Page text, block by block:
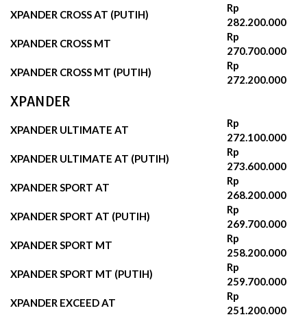
XPANDER CROSS AT (PUTIH)
Rp
282.200.000‬
XPANDER CROSS MT
Rp
270.700.000‬
XPANDER CROSS MT (PUTIH)
Rp
272.200.000‬
XPANDER
XPANDER ULTIMATE AT
Rp
272.100.000
XPANDER ULTIMATE AT (PUTIH)
Rp
273.600.000
XPANDER SPORT AT
Rp
268.200.000‬
XPANDER SPORT AT (PUTIH)
Rp
269.700.000‬
XPANDER SPORT MT
Rp
258.200.000‬
XPANDER SPORT MT (PUTIH)
Rp
259.700.000‬
XPANDER EXCEED AT
Rp
251.200.000‬